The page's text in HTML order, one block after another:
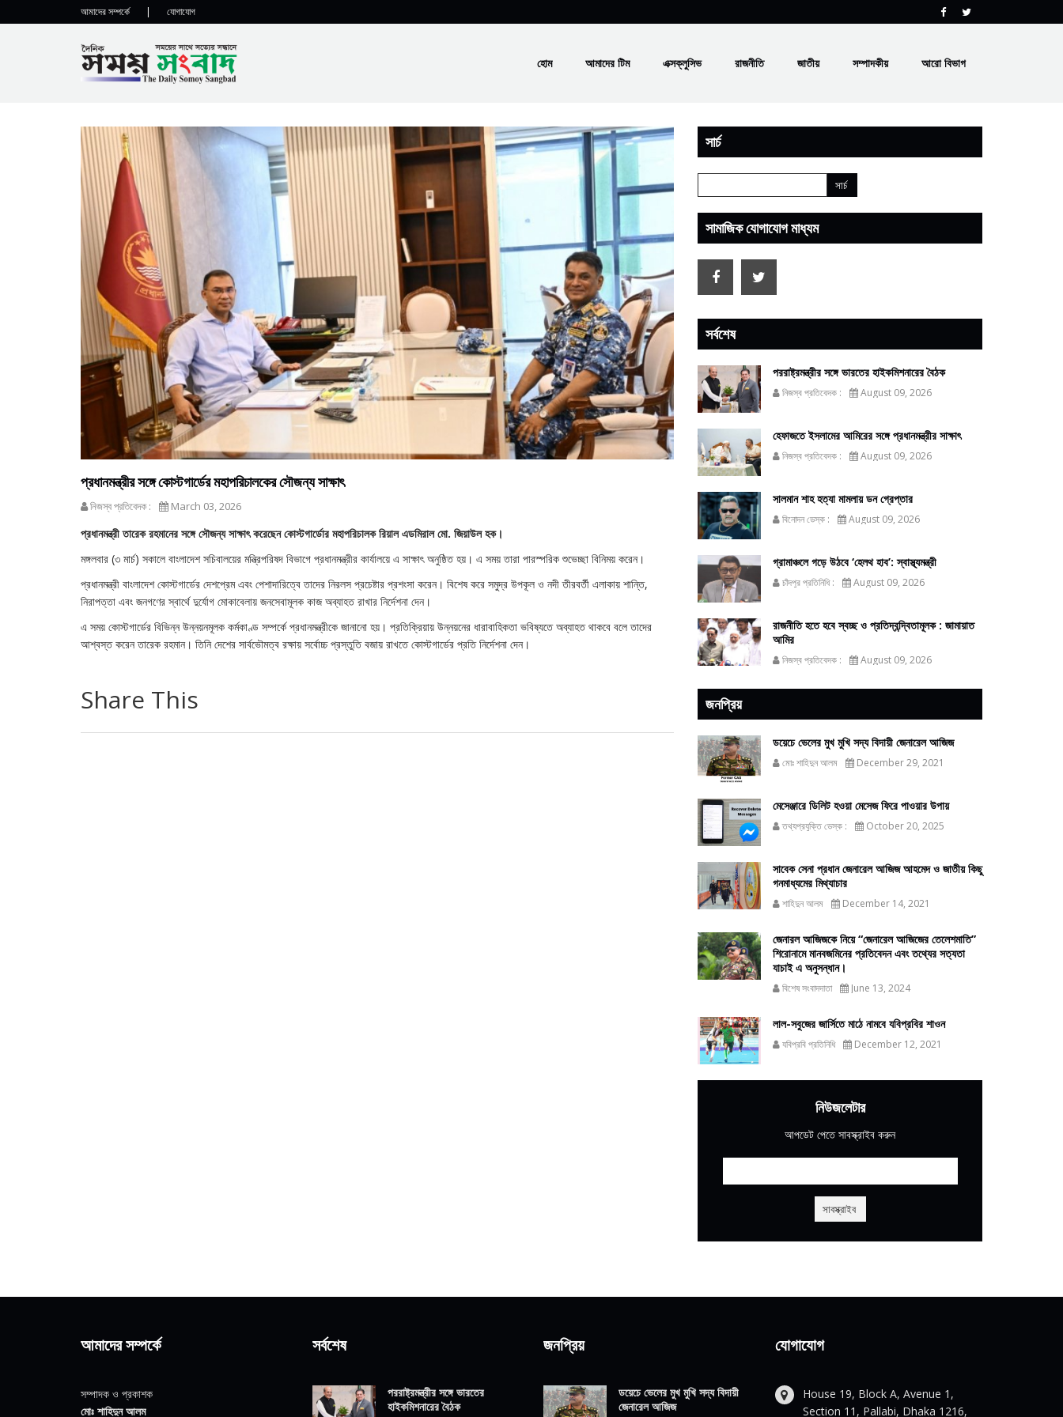
আমাদের সম্পর্কে | যোগাযোগ
হোম আমাদের টিম এক্সক্লুসিভ রাজনীতি জাতীয় সম্পাদকীয় আরো বিভাগ
প্রধানমন্ত্রীর সঙ্গে কোস্টগার্ডের মহাপরিচালকের সৌজন্য সাক্ষাৎ
নিজস্ব প্রতিবেদক : March 03, 2026
প্রধানমন্ত্রী তারেক রহমানের সঙ্গে সৌজন্য সাক্ষাৎ করেছেন কোস্টগার্ডোর মহাপরিচালক রিয়াল এডমিরাল মো. জিয়াউল হক।
মঙ্গলবার (৩ মার্চ) সকালে বাংলাদেশ সচিবালয়ের মন্ত্রিপরিষদ বিভাগে প্রধানমন্ত্রীর কার্যালয়ে এ সাক্ষাৎ অনুষ্ঠিত হয়। এ সময় তারা পারস্পরিক শুভেচ্ছা বিনিময় করেন।
প্রধানমন্ত্রী বাংলাদেশ কোস্টগার্ডের দেশপ্রেম এবং পেশাদারিত্বে তাদের নিরলস প্রচেষ্টার প্রশংসা করেন। বিশেষ করে সমুদ্র উপকূল ও নদী তীরবর্তী এলাকায় শান্তি,
নিরাপত্তা এবং জনগণের স্বার্থে দুর্যোগ মোকাবেলায় জনসেবামূলক কাজ অব্যাহত রাখার নির্দেশনা দেন।
এ সময় কোস্টগার্ডের বিভিন্ন উন্নয়নমূলক কর্মকাণ্ড সম্পর্কে প্রধানমন্ত্রীকে জানানো হয়। প্রতিক্রিয়ায় উন্নয়নের ধারাবাহিকতা ভবিষ্যতে অব্যাহত থাকবে বলে তাদের
আশ্বস্ত করেন তারেক রহমান। তিনি দেশের সার্বভৌমত্ব রক্ষায় সর্বোচ্চ প্রস্তুতি বজায় রাখতে কোস্টগার্ডের প্রতি নির্দেশনা দেন।
Share This
সার্চ
সামাজিক যোগাযোগ মাধ্যম
সর্বশেষ
পররাষ্ট্রমন্ত্রীর সঙ্গে ভারতের হাইকমিশনারের বৈঠক
নিজস্ব প্রতিবেদক : August 09, 2026
হেফাজতে ইসলামের আমিরের সঙ্গে প্রধানমন্ত্রীর সাক্ষাৎ
নিজস্ব প্রতিবেদক : August 09, 2026
সালমান শাহ হত্যা মামলায় ডন গ্রেপ্তার
বিনোদন ডেস্ক : August 09, 2026
গ্রামাঞ্চলে গড়ে উঠবে ‘হেলথ হাব’: স্বাস্থ্যমন্ত্রী
চাঁদপুর প্রতিনিধি : August 09, 2026
রাজনীতি হতে হবে স্বচ্ছ ও প্রতিদ্বন্দ্বিতামূলক : জামায়াত
আমির
নিজস্ব প্রতিবেদক : August 09, 2026
জনপ্রিয়
ডয়েচে ভেলের মুখ মুখি সদ্য বিদায়ী জেনারেল আজিজ
মোঃ শাহিদুন আলম December 29, 2021
মেসেঞ্জারে ডিলিট হওয়া মেসেজ ফিরে পাওয়ার উপায়
তথ্যপ্রযুক্তি ডেস্ক : October 20, 2025
সাবেক সেনা প্রধান জেনারেল আজিজ আহমেদ ও জাতীয় কিছু
গনমাধ্যমের মিথ্যাচার
শাহিদুন আলম December 14, 2021
জেনারল আজিজকে নিয়ে “জেনারেল আজিজের তেলেশমাতি”
শিরোনামে মানবজমিনের প্রতিবেদন এবং তথ্যের সত্যতা
যাচাই এ অনুসন্ধান।
বিশেষ সংবাদদাতা June 13, 2024
লাল-সবুজের জার্সিতে মাঠে নামবে যবিপ্রবির শাওন
যবিপ্রবি প্রতিনিধি December 12, 2021
নিউজলেটার
আপডেট পেতে সাবস্ক্রাইব করুন
আমাদের সম্পর্কে
সম্পাদক ও প্রকাশক
মোঃ শাহিদুন আলম
সর্বশেষ
পররাষ্ট্রমন্ত্রীর সঙ্গে ভারতের
হাইকমিশনারের বৈঠক
জনপ্রিয়
ডয়েচে ভেলের মুখ মুখি সদ্য বিদায়ী
জেনারেল আজিজ
যোগাযোগ
House 19, Block A, Avenue 1,
Section 11, Pallabi, Dhaka 1216,